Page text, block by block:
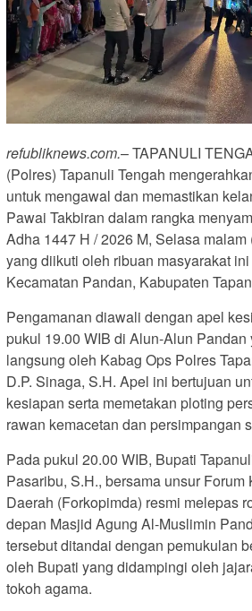
refubliknews.com.– TAPANULI
(Polres) Tapanuli Tengah
untuk mengawal dan memastikan
Pawai Takbiran dalam rangka
Adha 1447 H / 2026 M, Selasa
yang diikuti oleh ribuan masyarakat
Kecamatan Pandan, Kabupaten
Pengamanan diawali dengan apel
pukul 19.00 WIB di Alun-Alun Pandan
langsung oleh Kabag Ops Polres
D.P. Sinaga, S.H. Apel ini bertujuan
kesiapan serta memetakan ploting
rawan kemacetan dan persimpangan
Pada pukul 20.00 WIB, Bupati
Pasaribu, S.H., bersama unsur
Daerah (Forkopimda) resmi melepas
depan Masjid Agung Al-Muslimin
tersebut ditandai dengan pemukulan
oleh Bupati yang didampingi oleh
tokoh agama.